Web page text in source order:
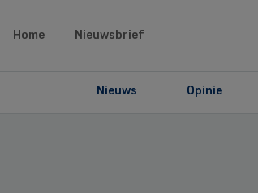
Home Nieuwsbrief
Nieuws Opinie